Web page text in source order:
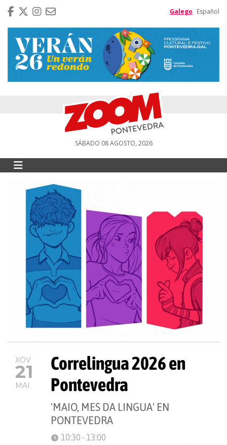
Galego Español
SÁBADO 08 AGOSTO, 2026
XOV
21
MAI
Correlingua 2026 en
Pontevedra
'MAIO, MES DA LINGUA' EN
PONTEVEDRA
10:30 - 13:00